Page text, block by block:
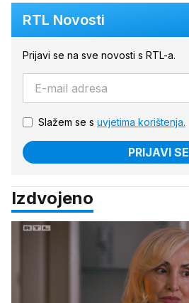
RTL Novosti
Prijavi se na sve novosti s RTL-a.
Slažem se s uvjetima korištenja.
PRIJAVI SE
Izdvojeno